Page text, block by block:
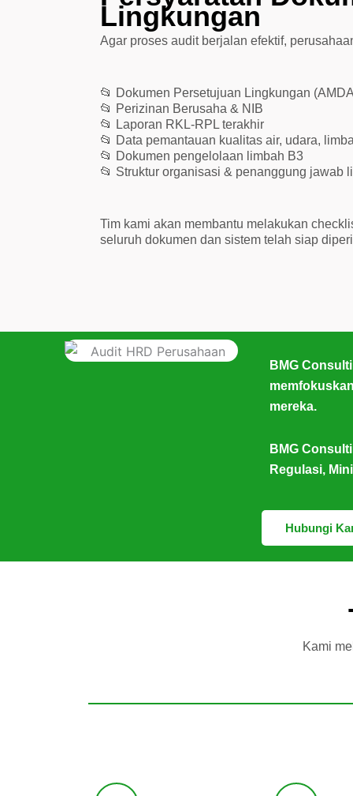
Lingkungan
Agar proses audit berjalan efektif,
📂 Dokumen Persetujuan Lingkungan
📂 Perizinan Berusaha & NIB
📂 Laporan RKL-RPL terakhir
📂 Data pemantauan kualitas air, udara,
📂 Dokumen pengelolaan limbah B3
📂 Struktur organisasi & penanggung jawab
Tim kami akan membantu melakukan
seluruh dokumen dan sistem telah siap
BMG
mereka.
BMG
Regulasi,
Hubungi
Kami